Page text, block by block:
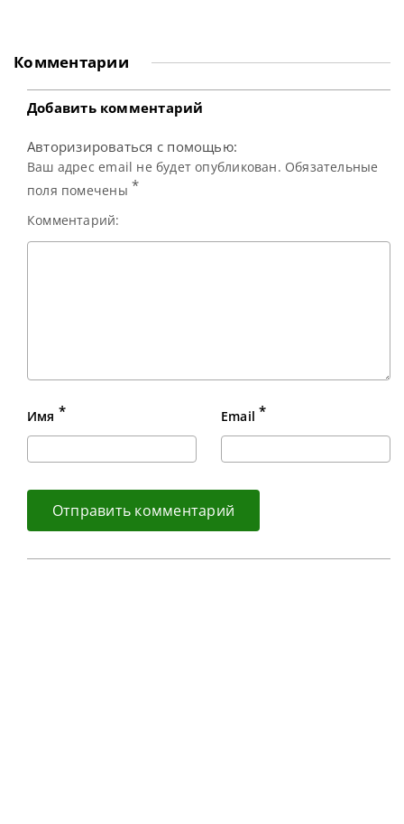
престижном
Masters. В финале
он встретился с
действующим
Кайреном Уилсоном
и одержал
уверенную
Комментарии
Добавить комментарий
Авторизироваться с помощью:
Ваш адрес email не будет опубликован. Обязательные
поля помечены *
Комментарий:
Имя * Email *